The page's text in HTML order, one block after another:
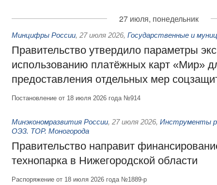
27 июля, понедельник
Минцифры России, 27 июля 2026, Государственные и
Правительство утвердило параметры
использованию платёжных карт «Мир»
предоставления отдельных мер
Постановление от 18 июля 2026 года №914
Минэкономразвития России, 27 июля 2026, Инструменты
ОЭЗ. ТОР. Моногорода
Правительство направит
технопарка в Нижегородской области
Распоряжение от 18 июля 2026 года №1889-р